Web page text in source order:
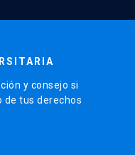
y consejo si
de tus derechos